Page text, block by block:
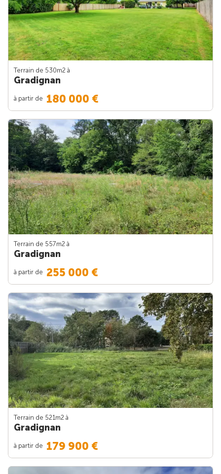
Terrain de 530m2 à
Gradignan
à partir de 180 000 €
Terrain de 557m2 à
Gradignan
à partir de 255 000 €
Terrain de 521m2 à
Gradignan
à partir de 179 900 €